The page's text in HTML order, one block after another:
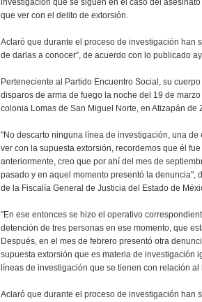
investigación que se siguen en el caso del
que ver con el delito de extorsión.
Aclaró que durante el proceso de investigación han
de darlas a conocer”, de acuerdo con lo publicado
Perteneciente al Partido Encuentro Social, su
disparos de arma de fuego la noche del 19 de
colonia Lomas de San Miguel Norte, en Atizapán de
"No descarto ninguna línea de investigación, una de
ver con la supuesta extorsión, recordemos que él
anteriormente, creo que por ahí del mes de
pasado y en aquel momento presentó la denuncia",
de la Fiscalía General de Justicia del Estado de
"En ese entonces se hizo el operativo
detención de tres personas en ese momento, que
Después, en el mes de febrero presentó otra
supuesta extorsión que es materia de investigación
líneas de investigación que se tienen con relación al
Aclaró que durante el proceso de investigación han